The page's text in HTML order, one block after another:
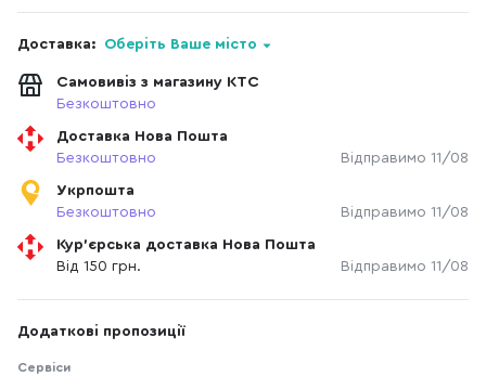
Доставка: Оберіть Ваше місто
Самовивіз з магазину КТС
Безкоштовно
Доставка Нова Пошта
Безкоштовно
Відправимо 11/08
Укрпошта
Безкоштовно
Відправимо 11/08
Кур'єрська доставка Нова Пошта
Від 150 грн.
Відправимо 11/08
Додаткові пропозиції
Сервіси